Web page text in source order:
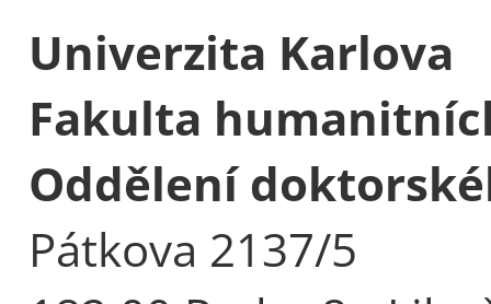
Univerzita Karlova
Fakulta
Oddělení
Pátkova 2137/5